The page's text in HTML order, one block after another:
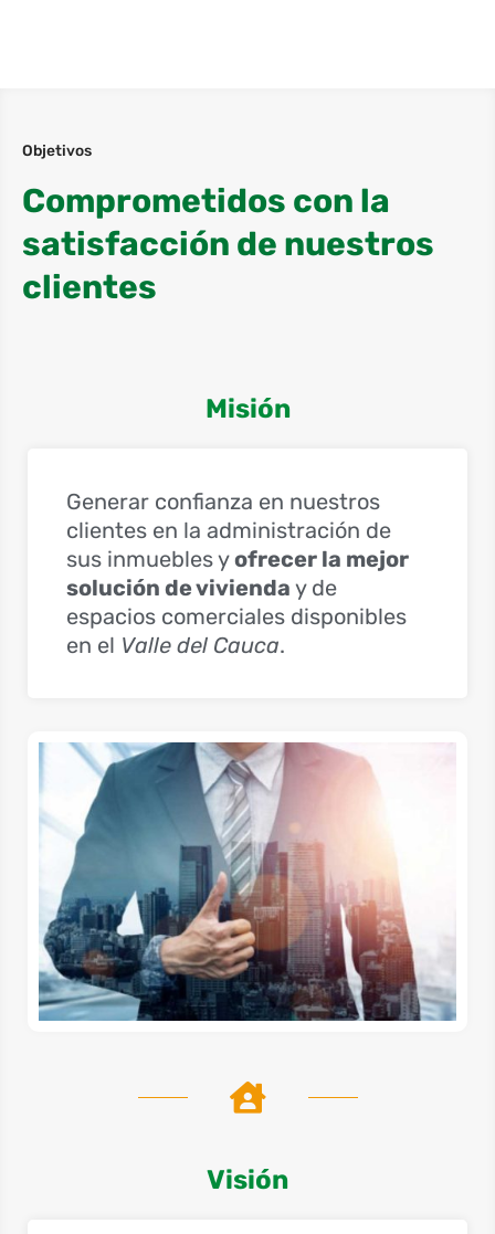
Objetivos
Comprometidos con la
satisfacción de nuestros
clientes
Misión
Generar confianza en nuestros
clientes en la administración de
sus inmuebles yofrecer la mejor
solución de vivienda y de
espacios comerciales disponibles
en el Valle del Cauca.
Visión